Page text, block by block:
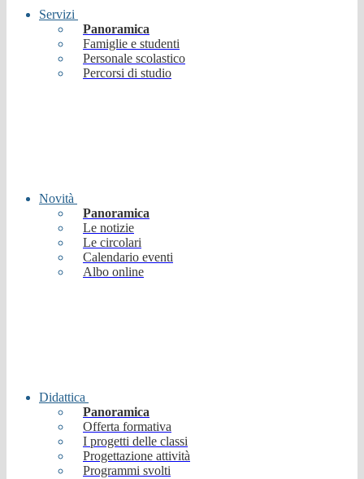
Servizi
Panoramica
Famiglie e studenti
Personale scolastico
Percorsi di studio
Novità
Panoramica
Le notizie
Le circolari
Calendario eventi
Albo online
Didattica
Panoramica
Offerta formativa
I progetti delle classi
Progettazione attività
Programmi svolti